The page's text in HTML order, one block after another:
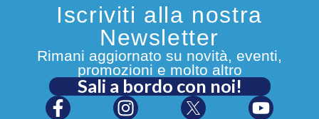
Iscriviti alla nostra
Newsletter
Rimani aggiornato su novità, eventi,
promozioni e molto altro
Sali a bordo con noi!